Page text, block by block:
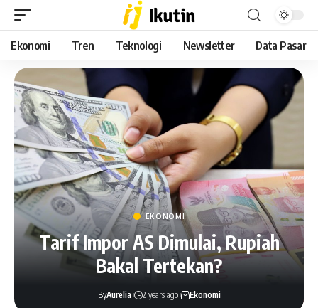
Ekonomi Tren Teknologi Newsletter Data Pasar
EKONOMI
Tarif Impor AS Dimulai, Rupiah
Bakal Tertekan?
ByAurelia 2 years ago Ekonomi